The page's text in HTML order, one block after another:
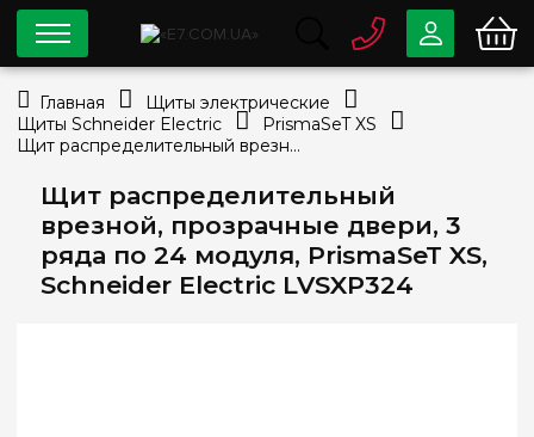
Щит распределительный
врезной, прозрачные двери, 3
ряда по 24 модуля, PrismaSeT XS,
Schneider Electric LVSXP324
0 800 33-63-07
Бесплатно
info@e7.com.ua
Viber Telegram
Главная
Щиты электрические
Щиты Schneider Electric
PrismaSeT XS
Щит распределительный врезной, прозрачные двери, 3 ряда по 24 модуля, PrismaSeT XS, Schneider Electric LVSXP324